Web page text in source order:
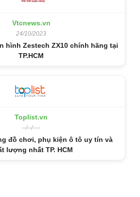
Vtcnews.vn
24/10/2023
hình Zestech ZX10 chính hãng tại
TP.HCM
Toplist.vn
--/--/----
đồ chơi, phụ kiện ô tô uy tín và
lượng nhất TP. HCM